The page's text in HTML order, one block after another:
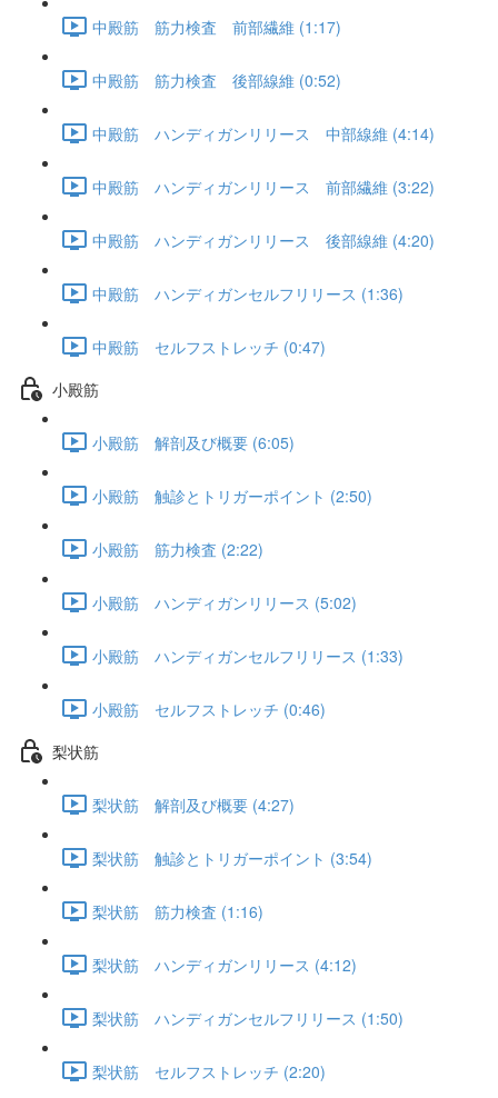
中殿筋 筋力検査 前部繊維 (1:17)
中殿筋 筋力検査 後部線維 (0:52)
中殿筋 ハンディガンリリース 中部線維 (4:14)
中殿筋 ハンディガンリリース 前部繊維 (3:22)
中殿筋 ハンディガンリリース 後部線維 (4:20)
中殿筋 ハンディガンセルフリリース (1:36)
中殿筋 セルフストレッチ (0:47)
小殿筋
小殿筋 解剖及び概要 (6:05)
小殿筋 触診とトリガーポイント (2:50)
小殿筋 筋力検査 (2:22)
小殿筋 ハンディガンリリース (5:02)
小殿筋 ハンディガンセルフリリース (1:33)
小殿筋 セルフストレッチ (0:46)
梨状筋
梨状筋 解剖及び概要 (4:27)
梨状筋 触診とトリガーポイント (3:54)
梨状筋 筋力検査 (1:16)
梨状筋 ハンディガンリリース (4:12)
梨状筋 ハンディガンセルフリリース (1:50)
梨状筋 セルフストレッチ (2:20)